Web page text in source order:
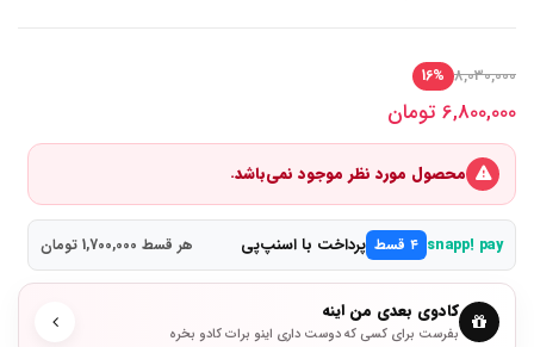
8,030,000
16%
6,800,000 تومان
محصول مورد نظر موجود نمی‌باشد.
snapp! pay ۴ قسط پرداخت با اسنپ‌پی هر قسط 1,700,000 تومان
کادوی بعدی من اینه
بفرست برای کسی که دوست داری اینو برات کادو بخره